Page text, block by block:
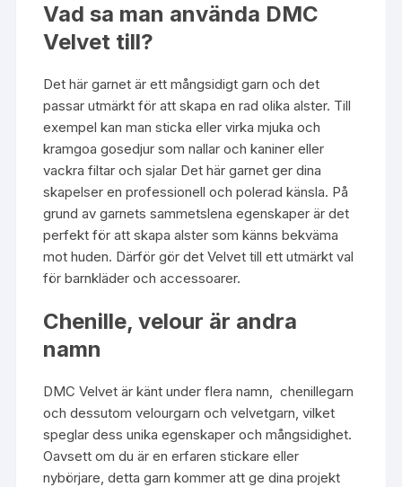
Vad sa man använda DMC
Velvet till?
Det här garnet är ett mångsidigt garn och det
passar utmärkt för att skapa en rad olika alster. Till
exempel kan man sticka eller virka mjuka och
kramgoa gosedjur som nallar och kaniner eller
vackra filtar och sjalar Det här garnet ger dina
skapelser en professionell och polerad känsla. På
grund av garnets sammetslena egenskaper är det
perfekt för att skapa alster som känns bekväma
mot huden. Därför gör det Velvet till ett utmärkt val
för barnkläder och accessoarer.
Chenille, velour är andra
namn
DMC Velvet är känt under flera namn, chenillegarn
och dessutom velourgarn och velvetgarn, vilket
speglar dess unika egenskaper och mångsidighet.
Oavsett om du är en erfaren stickare eller
nybörjare, detta garn kommer att ge dina projekt